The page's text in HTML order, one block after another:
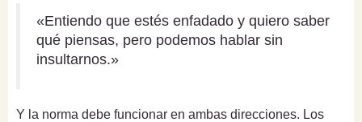
«Entiendo que estés enfadado y quiero saber
qué piensas, pero podemos hablar sin
insultarnos.»
Y la norma debe funcionar en ambas direcciones. Los